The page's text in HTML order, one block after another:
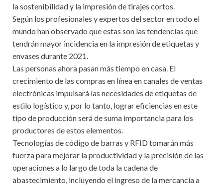
la sostenibilidad y la impresión de tirajes cortos.
Según los profesionales y expertos del sector en todo el
mundo han observado que estas son las tendencias que
tendrán mayor incidencia en la impresión de etiquetas y
envases durante 2021.
Las personas ahora pasan más tiempo en casa. El
crecimiento de las compras en línea en canales de ventas
electrónicas impulsará las necesidades de etiquetas de
estilo logístico y, por lo tanto, lograr eficiencias en este
tipo de producción será de suma importancia para los
productores de estos elementos.
Tecnologías de código de barras y RFID tomarán más
fuerza para mejorar la productividad y la precisión de las
operaciones a lo largo de toda la cadena de
abastecimiento, incluyendo el ingreso de la mercancía a